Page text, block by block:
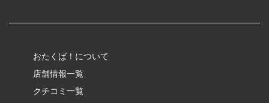
おたくば！について
店舗情報一覧
クチコミ一覧